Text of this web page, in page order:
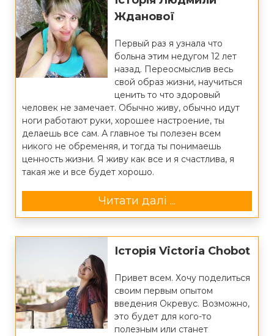
Жданової
Первый раз я узнала что
больна этим недугом 12 лет
назад. Переосмыслив весь
свой образ жизни, научиться
ценить то что здоровый
человек не замечает. Обычно живу, обычно идут
ноги работают руки, хорошее настроение, ты
делаешь все сам. А главное ты полезен всем
никого не обременяя, и тогда ты понимаешь
ценность жизни. Я живу как все и я счастлива, я
такая же и все будет хорошо.
Читати далі ...
Історія Victoria Chobot
Привет всем. Хочу поделиться
своим первым опытом
введения Окревус. Возможно,
это будет для кого-то
полезным или станет